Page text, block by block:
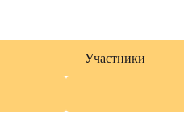
Участники